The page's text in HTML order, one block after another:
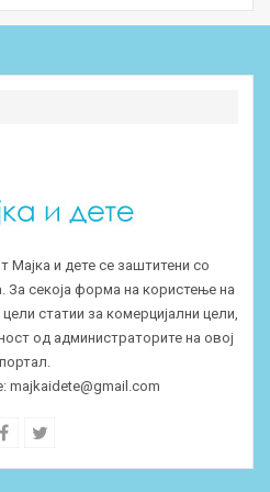
Мајка и дете се заштитени со
За секоја форма на користење на
статии за комерцијални цели,
од администраторите на овој
портал.
majkaidete@gmail.com